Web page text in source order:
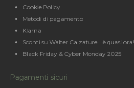
Cookie Policy
Metodi di pagamento
Klarna
Sconti su Walter Calzature… è quasi ora!
Black Friday & Cyber Monday 2025
Pagamenti sicuri